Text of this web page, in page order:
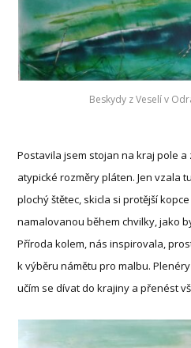
Beskydy z Veselí v
Postavila jsem stojan na kraj pole
atypické rozměry pláten. Jen vzala
plochý štětec, skicla si protější
namalovanou během chvilky, jako
Příroda kolem, nás inspirovala,
k výběru námětu pro malbu.
učím se dívat do krajiny a přenést